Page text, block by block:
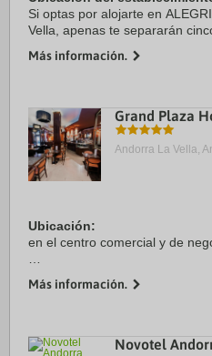
Si optas por alojarte en
Vella, apenas te separarán
Además, este hotel para
Más información.
Grand Plaza
Andorra La Vella,
Ubicación:
en el centro comercial y de
dispone de 90 habitaciones
secador de pelo y grifería
Más información.
Novotel